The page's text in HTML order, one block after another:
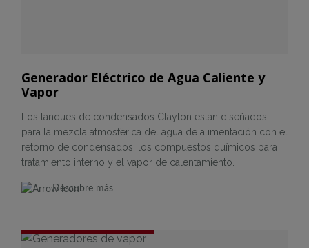
Generador Eléctrico de Agua Caliente y
Vapor
Los tanques de condensados Clayton están diseñados
para la mezcla atmosférica del agua de alimentación con el
retorno de condensados, los compuestos químicos para
tratamiento interno y el vapor de calentamiento.
Descubre más